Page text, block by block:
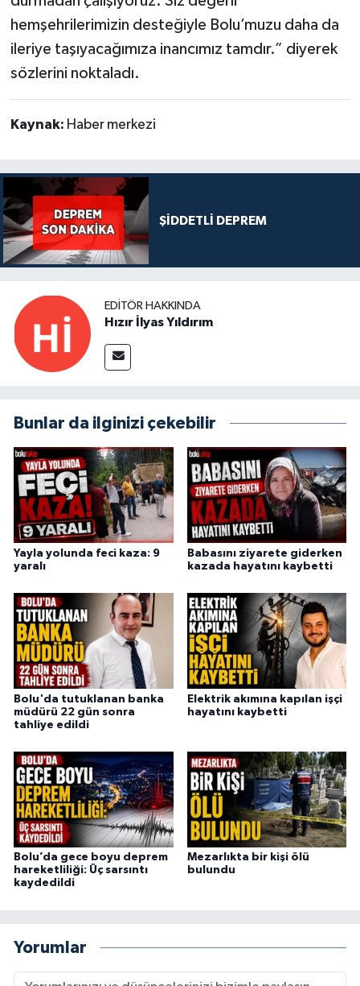
hemşehrilerimizin desteğiyle Bolu’muzu daha da
ileriye taşıyacağımıza inancımız tamdır.” diyerek
sözlerini noktaladı.
Kaynak: Haber merkezi
ŞİDDETLİ DEPREM
EDITÖR HAKKINDA
Hızır İlyas Yıldırım
Bunlar da ilginizi çekebilir
Yayla yolunda feci kaza: 9
yaralı
Babasını ziyarete giderken
kazada hayatını kaybetti
Bolu'da tutuklanan banka
müdürü 22 gün sonra
tahliye edildi
Elektrik akımına kapılan işçi
hayatını kaybetti
Bolu’da gece boyu deprem
hareketliliği: Üç sarsıntı
kaydedildi
Mezarlıkta bir kişi ölü
bulundu
Yorumlar